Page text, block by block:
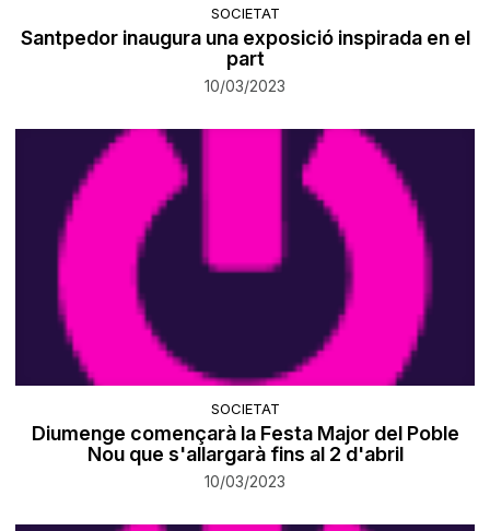
SOCIETAT
Santpedor inaugura una exposició inspirada en el
part
10/03/2023
SOCIETAT
Diumenge començarà la Festa Major del Poble
Nou que s'allargarà fins al 2 d'abril
10/03/2023